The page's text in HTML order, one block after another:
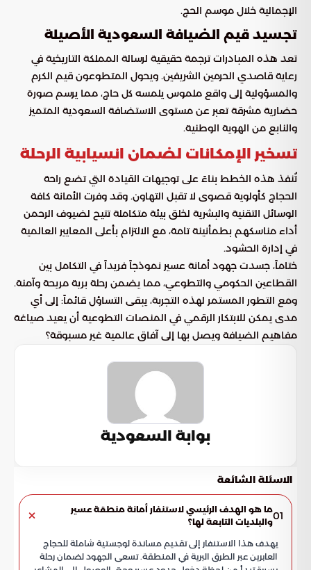
الإجمالية خلال موسم الحج.
تجسيد قيم الضيافة السعودية الأصيلة
تعد هذه المبادرات ترجمة حقيقية لرسالة المملكة التاريخية في
رعاية قاصدي الحرمين الشريفين. ويحول المتطوعون قيم الكرم
والمسؤولية إلى واقع ملموس يلمسه كل حاج، مما يرسم صورة
حضارية مشرقة تعبر عن مستوى الاستضافة السعودية المتميز
والنابع من الهوية الوطنية.
تسخير الإمكانات لضمان انسيابية الرحلة
تُنفذ هذه الخطط بناءً على توجيهات القيادة التي تضع راحة
الحجاج كأولوية قصوى لا تقبل التهاون. وقد وفرت الأمانة كافة
الوسائل التقنية والبشرية لخلق بيئة متكاملة تتيح لضيوف الرحمن
أداء مناسكهم بطمأنينة تامة، مع الالتزام بأعلى المعايير العالمية
في إدارة الحشود.
ختاماً، جسدت جهود أمانة عسير نموذجاً فريداً في التكامل بين
القطاعين الحكومي والتطوعي، مما يضمن رحلة برية مريحة وآمنة.
ومع التطور المستمر لهذه التجربة، يبقى التساؤل قائماً: إلى أي
مدى يمكن للابتكار الرقمي في المنصات التطوعية أن يعيد صياغة
مفاهيم الضيافة ويصل بها إلى آفاق عالمية غير مسبوقة؟
بوابة السعودية
الاسئلة الشائعة
01ما هو الهدف الرئيسي لاستنفار أمانة منطقة عسير
والبلديات التابعة لها؟
يهدف هذا الاستنفار إلى تقديم مساندة لوجستية شاملة للحجاج
العابرين عبر الطرق البرية في المنطقة. تسعى الجهود لضمان رحلة